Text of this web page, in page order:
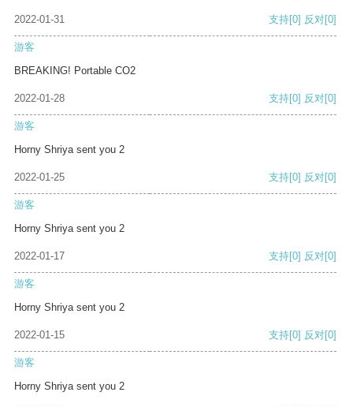
2022-01-31 支持[0] 反对[0]
游客
BREAKING! Portable CO2
2022-01-28 支持[0] 反对[0]
游客
Horny Shriya sent you 2
2022-01-25 支持[0] 反对[0]
游客
Horny Shriya sent you 2
2022-01-17 支持[0] 反对[0]
游客
Horny Shriya sent you 2
2022-01-15 支持[0] 反对[0]
游客
Horny Shriya sent you 2